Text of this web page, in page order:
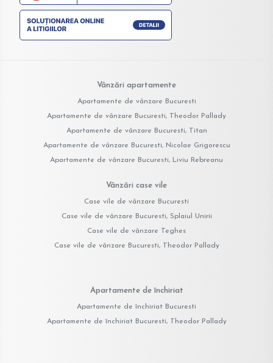
Vânzări apartamente
Apartamente de vânzare Bucuresti
Apartamente de vânzare Bucuresti, Theodor Pallady
Apartamente de vânzare Bucuresti, Titan
Apartamente de vânzare Bucuresti, Nicolae Grigorescu
Apartamente de vânzare Bucuresti, Liviu Rebreanu
Vânzări case vile
Case vile de vânzare Bucuresti
Case vile de vânzare Bucuresti, Splaiul Unirii
Case vile de vânzare Teghes
Case vile de vânzare Bucuresti, Theodor Pallady
Apartamente de închiriat
Apartamente de închiriat Bucuresti
Apartamente de închiriat Bucuresti, Theodor Pallady